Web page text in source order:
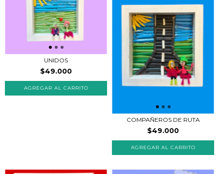
UNIDOS
$49.000
COMPAÑEROS DE RUTA
$49.000